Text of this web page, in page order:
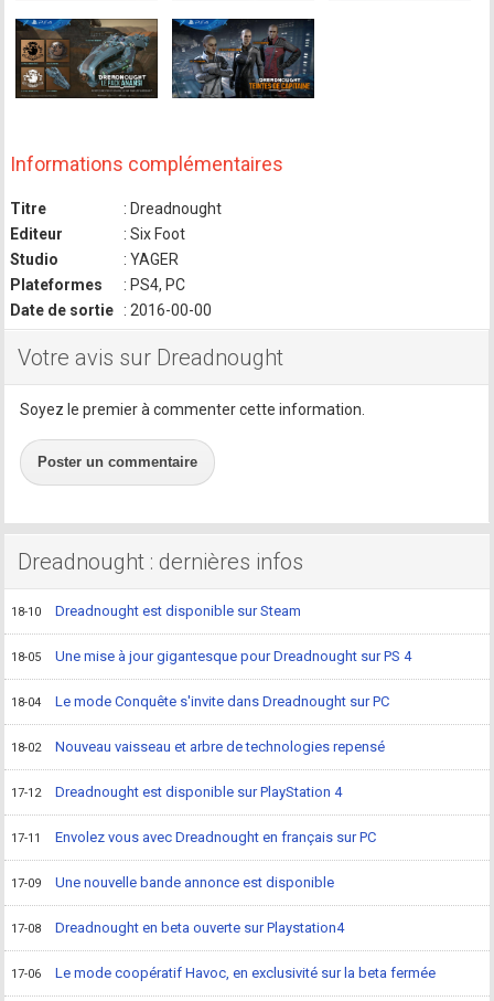
Informations complémentaires
Titre
: Dreadnought
Editeur
: Six Foot
Studio
: YAGER
Plateformes
: PS4, PC
Date de sortie
: 2016-00-00
Votre avis sur Dreadnought
Soyez le premier à commenter cette information.
Poster un commentaire
Dreadnought : dernières infos
18-10 Dreadnought est disponible sur Steam
18-05 Une mise à jour gigantesque pour Dreadnought sur PS 4
18-04 Le mode Conquête s'invite dans Dreadnought sur PC
18-02 Nouveau vaisseau et arbre de technologies repensé
17-12 Dreadnought est disponible sur PlayStation 4
17-11 Envolez vous avec Dreadnought en français sur PC
17-09 Une nouvelle bande annonce est disponible
17-08 Dreadnought en beta ouverte sur Playstation4
17-06 Le mode coopératif Havoc, en exclusivité sur la beta fermée